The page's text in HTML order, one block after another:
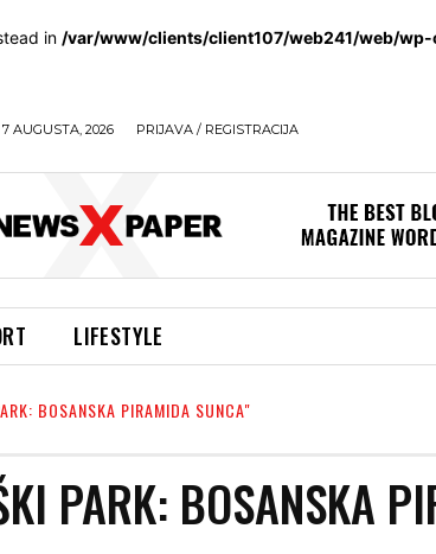
in /var/www/clients/client107/web241/web/
AUGUSTA, 2026 PRIJAVA / REGISTRACIJA
LIFESTYLE
BOSANSKA PIRAMIDA SUNCA"
PARK: BOSANSKA